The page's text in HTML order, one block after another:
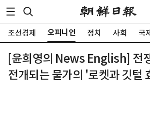
조선경제 오피니언 정치 사회 국
[윤희영의 News English] 전
전개되는 물가의 '로켓과 깃털